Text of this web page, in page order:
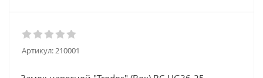
Артикул:210001